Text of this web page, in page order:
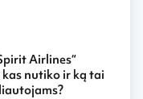
Airlines“
nutiko ir ką tai